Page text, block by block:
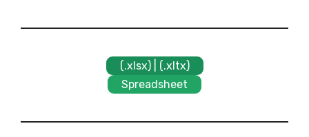
(.xlsx) | (.xltx)
Spreadsheet